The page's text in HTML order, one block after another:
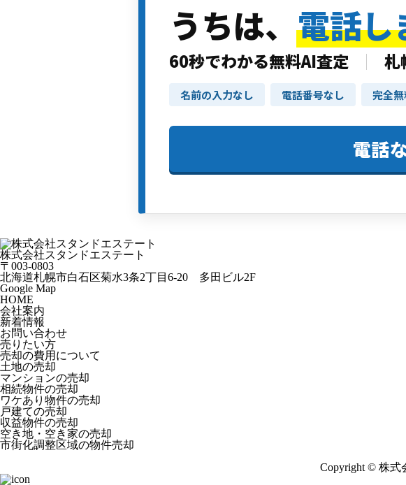
うちは、電話し
60秒でわかる無料AI査定 ｜ 札
名前の入力なし 電話番号なし 完全
電話
株式会社スタンドエステート
〒003-0803
北海道札幌市白石区菊水3条2丁目6-20 多田ビル2F
Google Map
HOME
会社案内
新着情報
お問い合わせ
売りたい方
売却の費用について
土地の売却
マンションの売却
相続物件の売却
ワケあり物件の売却
戸建ての売却
収益物件の売却
空き地・空き家の売却
市街化調整区域の物件売却
Copyright © 株式